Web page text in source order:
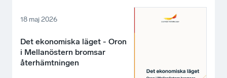
18 maj 2026
Det ekonomiska läget - Oron
i Mellanöstern bromsar
återhämtningen